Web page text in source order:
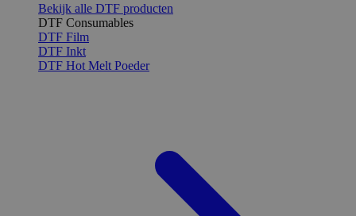
Bekijk alle DTF producten
DTF Consumables
DTF Film
DTF Inkt
DTF Hot Melt Poeder